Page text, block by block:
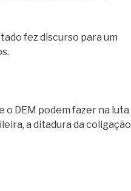
fez discurso para um
o DEM podem fazer na luta
a ditadura da coligação